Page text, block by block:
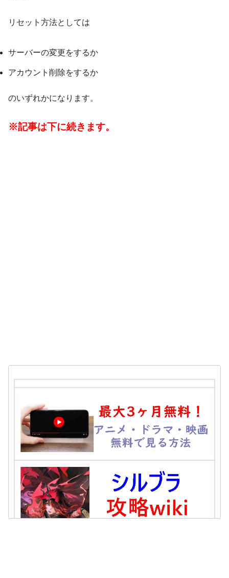
リセット方法としては
サーバーの変更をするか
アカウント削除をするか
のいずれかになります。
※記事は下に続きます。